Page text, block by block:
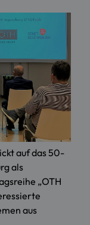
auf das 50-
als
„OTH
aus